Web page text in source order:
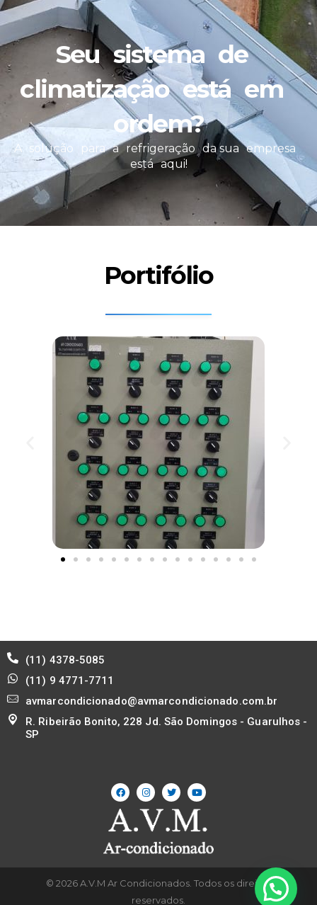
Seu sistema de
climatização está em
ordem?
A solução para a refrigeração da sua empresa
está aqui!
Portifólio
(11) 4378-5085
(11) 9 4771-7711
avmarcondicionado@avmarcondicionado.com.br
R. Ribeirão Bonito, 228 Jd. São Domingos - Guarulhos -
SP
© 2026 A.V.M Ar Condicionados. Todos os direitos
reservados.